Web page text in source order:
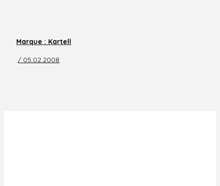
Marque : Kartell
/ 05.02.2008